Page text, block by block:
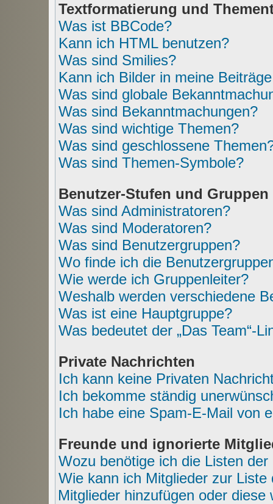
Textformatierung und
Was ist BBCode?
Kann ich HTML benutzen?
Was sind Smilies?
Kann ich Bilder in meine
Was sind globale
Was sind Bekanntmachungen?
Was sind wichtige Themen?
Was sind geschlossene
Was sind Themen-Symbole?
Benutzer-Stufen und Gruppen
Was sind Administratoren?
Was sind Moderatoren?
Was sind Benutzergruppen?
Wo finde ich die
Wie werde ich Gruppenleiter?
Weshalb werden verschiedene
Was ist eine Hauptgruppe?
Was bedeutet der „Das Team“-
Private Nachrichten
Ich kann keine Privaten
Ich bekomme ständig
Ich habe eine Spam-E-Mail von
Freunde und ignorierte
Wozu benötige ich die Listen
Wie kann ich Mitglieder zur
Mitglieder hinzufügen oder